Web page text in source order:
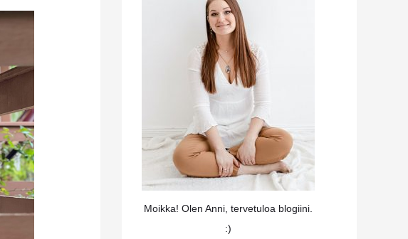
Moikka! Olen Anni, tervetuloa blogiini.
:)